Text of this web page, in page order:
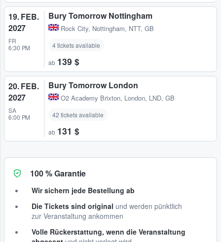
19. FEB.
2027
FR
6:30 PM
Bury Tomorrow Nottingham
Rock City, Nottingham, NTT, GB
4 tickets available
ab 139 $
20. FEB.
2027
SA
6:00 PM
Bury Tomorrow London
O2 Academy Brixton, London, LND, GB
42 tickets available
ab 131 $
100 % Garantie
Wir sichern jede Bestellung ab
Die Tickets sind original und werden pünktlich
zur Veranstaltung ankommen
Volle Rückerstattung, wenn die Veranstaltung